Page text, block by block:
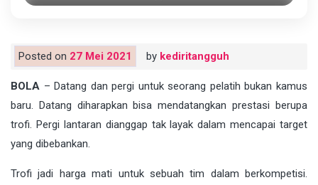
Posted on 27 Mei 2021 by kediritangguh
BOLA – Datang dan pergi untuk seorang pelatih bukan kamus
baru. Datang diharapkan bisa mendatangkan prestasi berupa
trofi. Pergi lantaran dianggap tak layak dalam mencapai target
yang dibebankan.
Trofi jadi harga mati untuk sebuah tim dalam berkompetisi.